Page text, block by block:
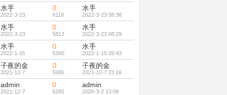
水手
2022-3-23
0
6118
水手
2022-3-23 08:38
水手
2022-3-23
0
5813
水手
2022-3-23 08:29
水手
2022-1-15
0
5390
水手
2022-1-15 09:43
子夜的金
2021-12-7
0
5985
子夜的金
2021-12-7 23:16
admin
2021-12-7
0
5285
admin
2020-3-2 13:09